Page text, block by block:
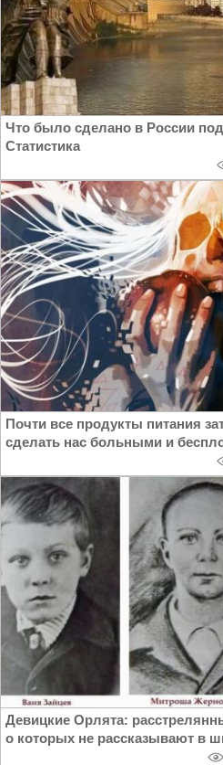
Что было сделано в России
Статистика
Почти все продукты питания
сделать нас больными и
Девицкие Орлята:
о которых не рассказывают в